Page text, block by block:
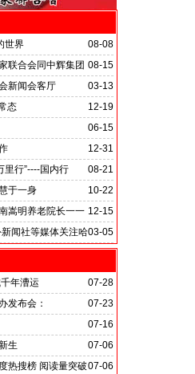
08-08
世界
08-15
联合会同中辉集团
03-13
新闻会客厅
12-19
态
06-15
12-31
艺术银行董事长、中外新
成多项合作协议
08-21
里行”----国内行
10-22
于一身
12-15
嵩明养老院长一一
03-05
闻社等媒体关注哈
07-28
年漕运
07-23
发布会：
国门安全
07-16
”护平安
07-06
生
07-06
热搜榜 阅读量突破